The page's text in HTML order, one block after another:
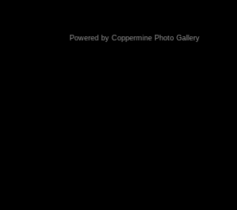
Powered by Coppermine Photo Gallery